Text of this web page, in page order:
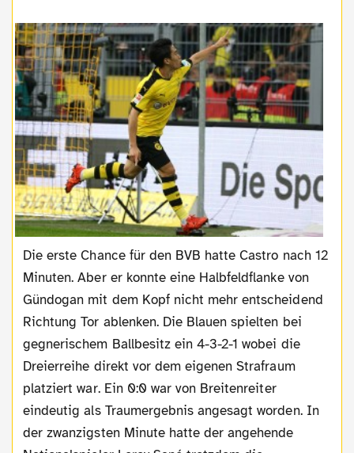
Die erste Chance für den BVB hatte Castro nach 12
Minuten. Aber er konnte eine Halbfeldflanke von
Gündogan mit dem Kopf nicht mehr entscheidend
Richtung Tor ablenken. Die Blauen spielten bei
gegnerischem Ballbesitz ein 4-3-2-1 wobei die
Dreierreihe direkt vor dem eigenen Strafraum
platziert war. Ein 0:0 war von Breitenreiter
eindeutig als Traumergebnis angesagt worden. In
der zwanzigsten Minute hatte der angehende